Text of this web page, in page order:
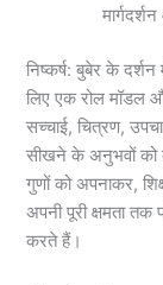
निष्कर्ष: बुबेर के
लिए एक रोल मॉडल
सच्चाई, चित्रण,
सीखने के अनुभवों को
गुणों को अपनाकर,
अपनी पूरी क्षमता
करते हैं।